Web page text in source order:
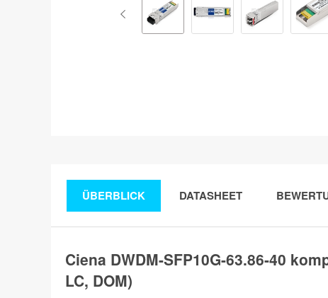
ÜBERBLICK DATASHEET
Ciena DWDM-SFP10G-63.86-40
LC, DOM)